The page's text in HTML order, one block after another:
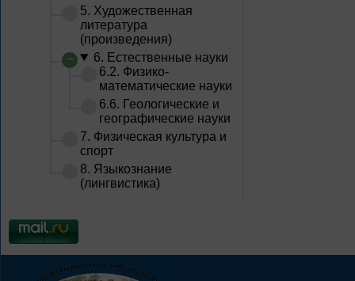
5. Художественная
литература
(произведения)
6. Естественные науки
6.2. Физико-
математические науки
6.6. Геологические и
географические науки
7. Физическая культура и
спорт
8. Языкознание
(лингвистика)